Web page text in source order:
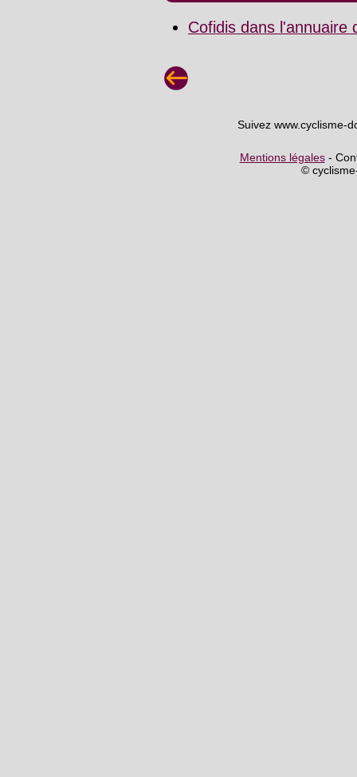
Cofidis dans l'annuaire
Suivez www.cyclisme-
Mentions légales-
©